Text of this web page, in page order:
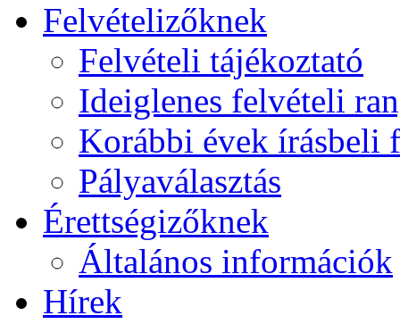
Felvételizőknek
Felvételi tájékoztató
Ideiglenes felvételi
Korábbi évek írásbeli
Pályaválasztás
Érettségizőknek
Általános információk
Hírek